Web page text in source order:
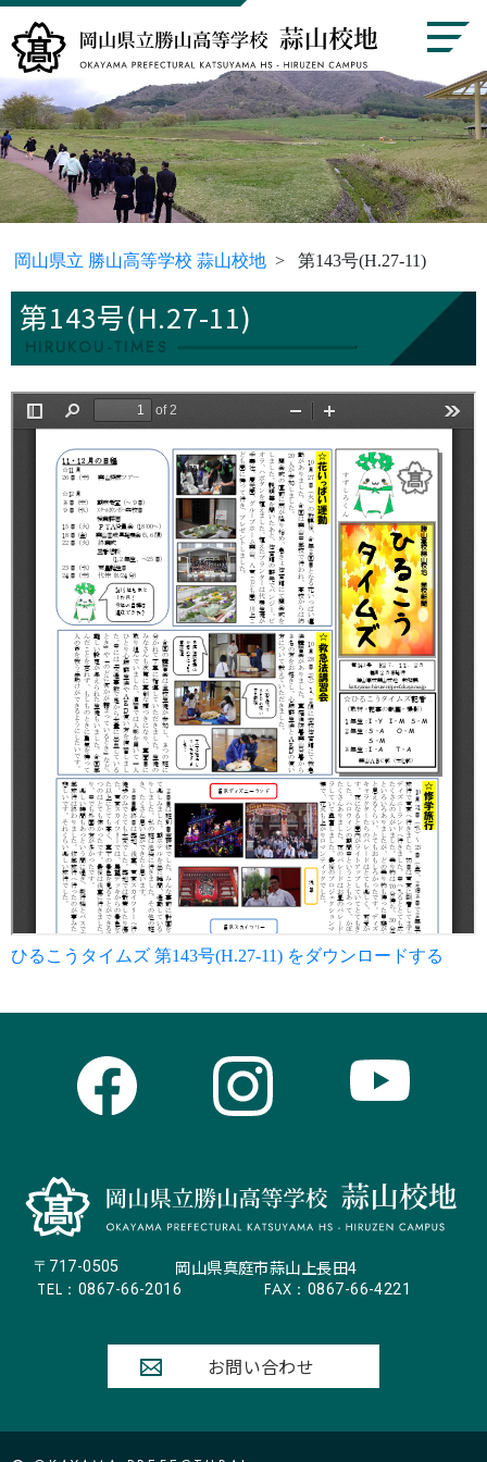
岡山県立 勝山高等学校 蒜山校地 第143号(H.27-11)
第143号(H.27-11)
HIRUKOU-TIMES
ひるこうタイムズ 第143号(H.27-11) をダウンロードする
〒717-0505 岡山県真庭市蒜山上長田4
TEL： 0867-66-2016 FAX： 0867-66-4221
お問い合わせ